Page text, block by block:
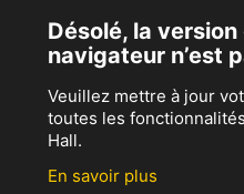
Désolé, la
navigateur n’est
Veuillez mettre à jour
toutes les
Hall.
En savoir plus